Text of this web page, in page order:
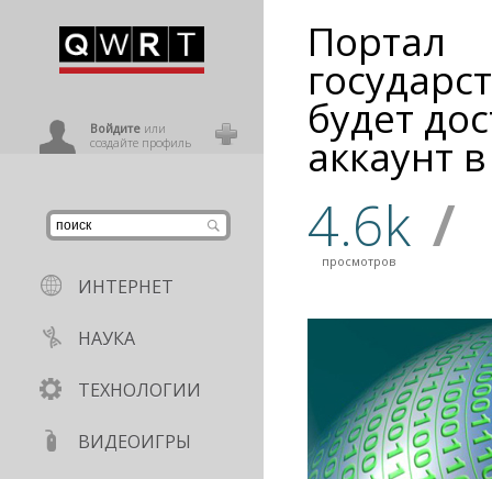
Войдитеили
создайте профиль
ИНТЕРНЕТ
НАУКА
ТЕХНОЛОГИИ
ВИДЕОИГРЫ
Портал
будет
аккаунт
4.6k
просмотров /